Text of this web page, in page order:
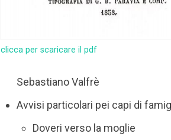
clicca per scaricare il pdf
Sebastiano Valfrè
Avvisi particolari pei capi di
Doveri verso la moglie